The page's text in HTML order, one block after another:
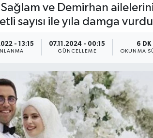
ve Demirhan
sayısı ile yıla damga
- 13:15 07.11.2024 - 00:15
GÜNCELLEME
6 DK
OKUNMA